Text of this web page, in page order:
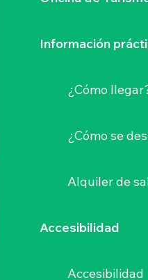
Información
¿Cómo
¿Cómo se
Alquiler de
Accesibilidad
Accesibilidad
Clisson
NOSOTROS
BOLETÍN